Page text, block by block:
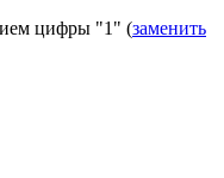
цифры "1" (заменить